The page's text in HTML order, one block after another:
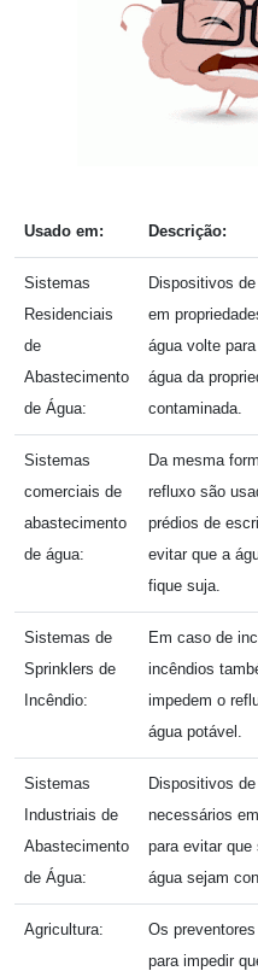
Usado em: Descrição:
Sistemas
Residenciais
de
Abastecimento
de Água:
Dispositivos
em
água volte
água da
contaminada.
Sistemas
comerciais de
abastecimento
de água:
Da mesma
refluxo são
prédios de
evitar que a
fique suja.
Sistemas de
Sprinklers de
Incêndio:
Em caso de
incêndios
impedem o
água potável.
Sistemas
Industriais de
Abastecimento
de Água:
Dispositivos
necessários
para evitar
água sejam
Agricultura:
Os
para impedir